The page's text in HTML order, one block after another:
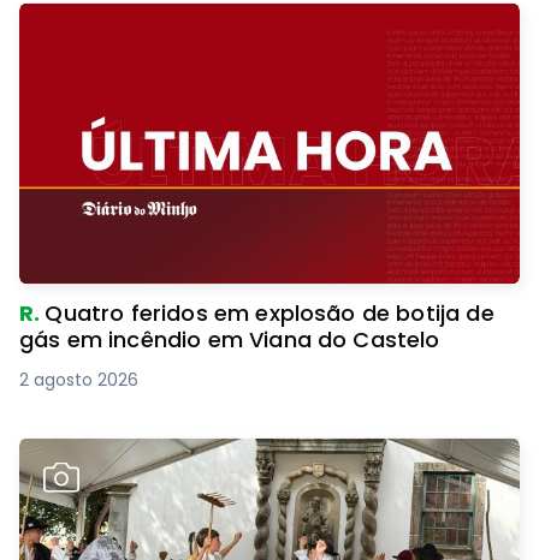
R. Quatro feridos em explosão de botija de
gás em incêndio em Viana do Castelo
2 agosto 2026